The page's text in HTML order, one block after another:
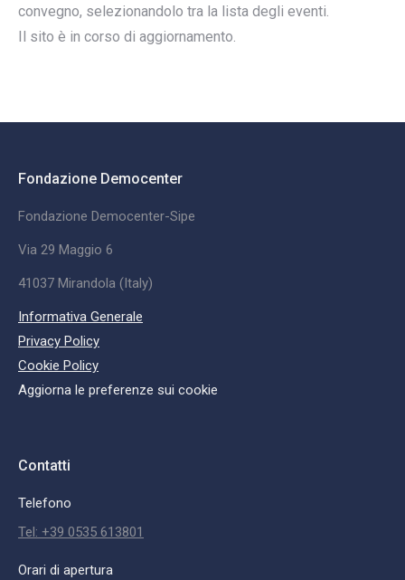
convegno, selezionandolo tra la lista degli eventi.
Il sito è in corso di aggiornamento.
Fondazione Democenter
Fondazione Democenter-Sipe
Via 29 Maggio 6
41037 Mirandola (Italy)
Informativa Generale
Privacy Policy
Cookie Policy
Aggiorna le preferenze sui cookie
Contatti
Telefono
Tel: +39 0535 613801
Orari di apertura